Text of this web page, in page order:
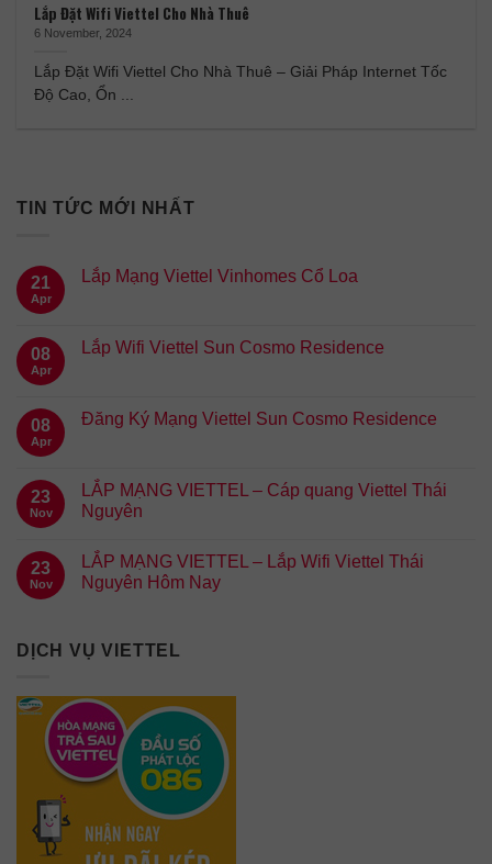
Lắp Đặt Wifi Viettel Cho Nhà Thuê
6 November, 2024
Lắp Đặt Wifi Viettel Cho Nhà Thuê – Giải Pháp Internet Tốc
Độ Cao, Ổn ...
TIN TỨC MỚI NHẤT
21
Apr
Lắp Mạng Viettel Vinhomes Cổ Loa
08
Apr
Lắp Wifi Viettel Sun Cosmo Residence
08
Apr
Đăng Ký Mạng Viettel Sun Cosmo Residence
23
Nov
LẮP MẠNG VIETTEL – Cáp quang Viettel Thái
Nguyên
23
Nov
LẮP MẠNG VIETTEL – Lắp Wifi Viettel Thái
Nguyên Hôm Nay
DỊCH VỤ VIETTEL